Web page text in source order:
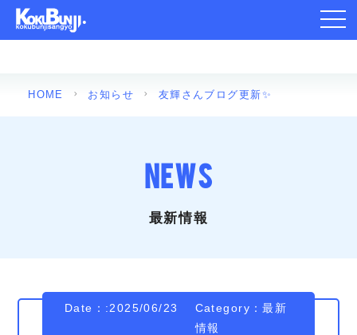
HOME お知らせ 友輝さんブログ更新✨
NEWS
最新情報
Date：:2025/06/23 Category：最新
情報